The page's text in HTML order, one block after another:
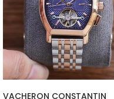
VACHERON CONSTANTIN